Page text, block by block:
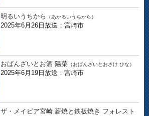
明るいうちから （あかるいうちから）
2025年6月26日放送：宮崎市
おばんざいとお酒 陽菜 （おばんざいとおさけ ひな）
2025年6月19日放送：宮崎市
ザ・メイビア宮崎 薪焼と鉄板焼き フォレスト